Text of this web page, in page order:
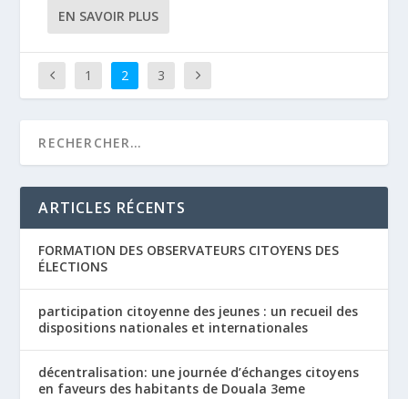
EN SAVOIR PLUS
1 2 3
ARTICLES RÉCENTS
FORMATION DES OBSERVATEURS CITOYENS DES
ÉLECTIONS
participation citoyenne des jeunes : un recueil des
dispositions nationales et internationales
décentralisation: une journée d’échanges citoyens
en faveurs des habitants de Douala 3eme